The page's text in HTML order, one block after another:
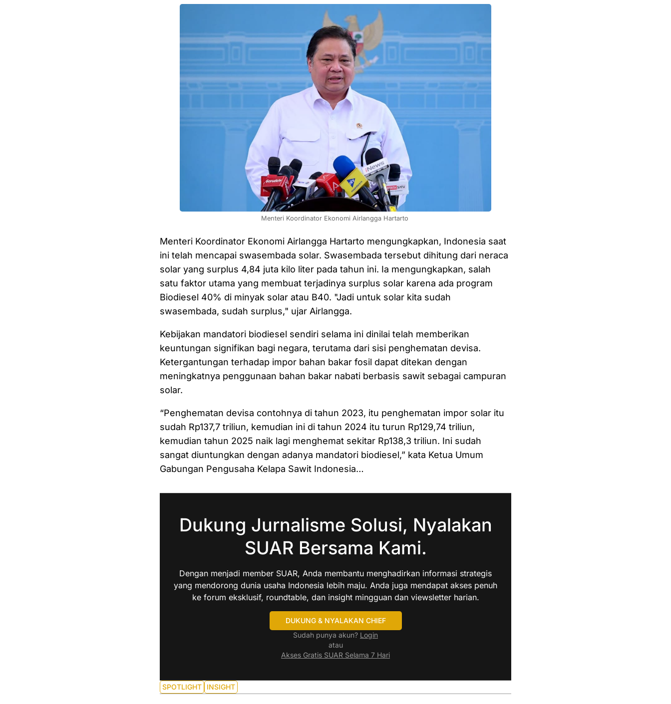
Menteri Koordinator Ekonomi Airlangga Hartarto
Menteri Koordinator Ekonomi Airlangga Hartarto mengungkapkan, Indonesia saat
ini telah mencapai swasembada solar. Swasembada tersebut dihitung dari neraca
solar yang surplus 4,84 juta kilo liter pada tahun ini. Ia mengungkapkan, salah
satu faktor utama yang membuat terjadinya surplus solar karena ada program
Biodiesel 40% di minyak solar atau B40. "Jadi untuk solar kita sudah
swasembada, sudah surplus," ujar Airlangga.
Kebijakan mandatori biodiesel sendiri selama ini dinilai telah memberikan
keuntungan signifikan bagi negara, terutama dari sisi penghematan devisa.
Ketergantungan terhadap impor bahan bakar fosil dapat ditekan dengan
meningkatnya penggunaan bahan bakar nabati berbasis sawit sebagai campuran
solar.
“Penghematan devisa contohnya di tahun 2023, itu penghematan impor solar itu
sudah Rp137,7 triliun, kemudian ini di tahun 2024 itu turun Rp129,74 triliun,
kemudian tahun 2025 naik lagi menghemat sekitar Rp138,3 triliun. Ini sudah
sangat diuntungkan dengan adanya mandatori biodiesel,” kata Ketua Umum
Gabungan Pengusaha Kelapa Sawit Indonesia…
Dukung Jurnalisme Solusi, Nyalakan
SUAR Bersama Kami.
Dengan menjadi member SUAR, Anda membantu menghadirkan informasi strategis
yang mendorong dunia usaha Indonesia lebih maju. Anda juga mendapat akses penuh
ke forum eksklusif, roundtable, dan insight mingguan dan viewsletter harian.
DUKUNG & NYALAKAN CHIEF
Sudah punya akun? Login
atau
Akses Gratis SUAR Selama 7 Hari
SPOTLIGHT INSIGHT